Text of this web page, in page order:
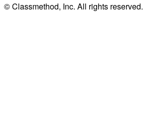
© Classmethod, Inc. All rights reserved.